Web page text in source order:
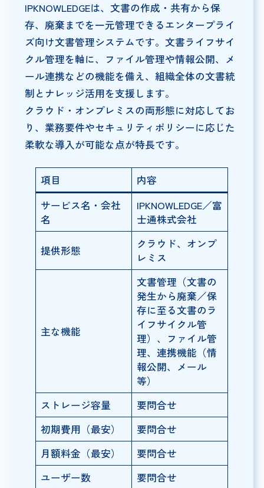
IPKNOWLEDGEは、文書の作成・共有から保
存、廃棄までを一元管理できるエンタープライ
ズ向け文書管理システムです。文書ライフサイ
クル管理を軸に、ファイル管理や情報公開、メ
ール連携などの機能を備え、組織全体の文書統
制とナレッジ活用を支援します。
クラウド・オンプレミスの両形態に対応してお
り、業務要件やセキュリティポリシーに応じた
柔軟な導入が可能な点が特長です。
項目
内容
サービス名・会社
名
IPKNOWLEDGE／富
士通株式会社
提供形態
クラウド、オンプ
レミス
主な機能
文書管理（文書の
発生から廃棄／保
存に至る文書のラ
イフサイクル管
理）、ファイル管
理、連携機能（情
報公開、メール
等）
ストレージ容量
要問合せ
初期費用（最安）
要問合せ
月額料金（最安）
要問合せ
ユーザー数
要問合せ